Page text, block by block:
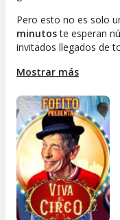
Pero esto no es solo
minutoste esperan
invitados llegados de
Por supuesto. ¿Y qué
humor.
La experiencia se
climatizada pensada
acogedor que te
de ver magia, circo y
Artistas
Los mejores
Mostrar más